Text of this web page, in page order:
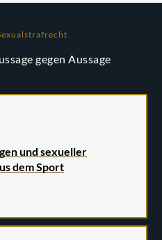
gegen Aussage
und sexueller
dem Sport